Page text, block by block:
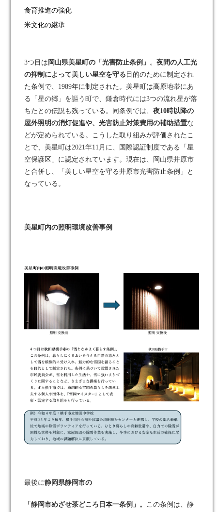
食育推進の強化
米文化の継承
3つ目は 岡山県美星町の「光害防止条例」 。 夜間の人工光
の抑制によって美しい星空を守る 目的のために制定され
た条例で、1989年に制定された。美星町は高原地帯にあ
る「星の郷」を謳う町で、鎌倉時代には3つの流れ星が落
ちたとの伝説も残っている。同条例では、 夜10時以降の
屋外照明の消灯促進や、光害防止対策費用の補助措置な
どが定められている。こうした取り組みが評価されたこ
とで、美星町は2021年11月に、国際認証制度である「星
空保護区」に認定されています。現在は、岡山県井原市
と合併し、「美しい星空を守る井原市光害防止条例」と
なっている。
美星町内の照明環境改善事例
最後に静岡県静岡市の
「静岡市めざせ茶どころ日本一条例」。
この条例は、静